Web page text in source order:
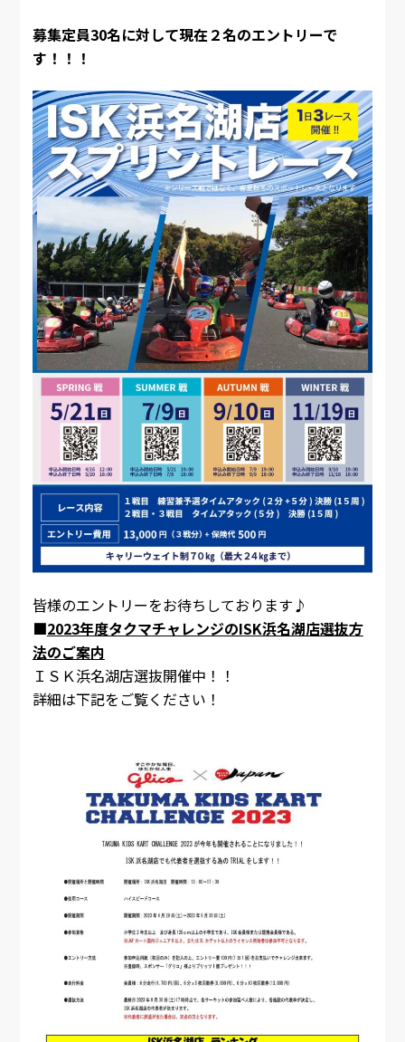
募集定員30名に対して現在２名のエントリーで
す！！！
皆様のエントリーをお待ちしております♪
■2023年度タクマチャレンジのISK浜名湖店選抜方
法のご案内
ＩＳＫ浜名湖店選抜開催中！！
詳細は下記をご覧ください！